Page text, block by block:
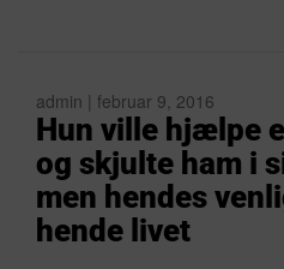
admin | februar 9, 2016
Hun ville hjælpe
og skjulte ham i
men hendes
hende livet